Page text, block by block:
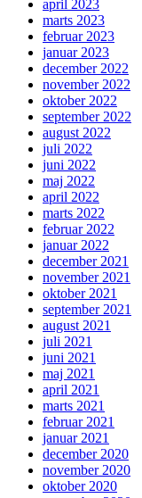
april 2023
marts 2023
februar 2023
januar 2023
december 2022
november 2022
oktober 2022
september 2022
august 2022
juli 2022
juni 2022
maj 2022
april 2022
marts 2022
februar 2022
januar 2022
december 2021
november 2021
oktober 2021
september 2021
august 2021
juli 2021
juni 2021
maj 2021
april 2021
marts 2021
februar 2021
januar 2021
december 2020
november 2020
oktober 2020